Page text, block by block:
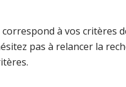
à vos critères
pas à relancer la